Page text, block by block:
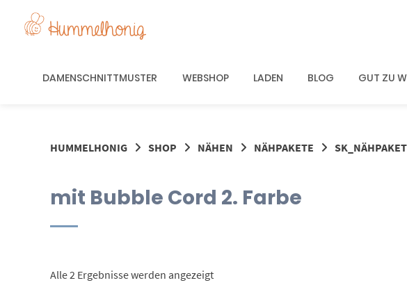
DAMENSCHNITTMUSTER WEBSHOP LADEN BLOG GUT ZU
HUMMELHONIG SHOP NÄHEN NÄHPAKETE
mit Bubble Cord 2. Farbe
Alle 2 Ergebnisse werden angezeigtNach